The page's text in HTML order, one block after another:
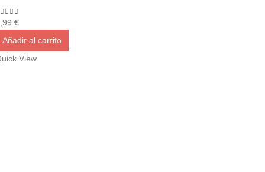
of 5
€
Añadir al carrito
View